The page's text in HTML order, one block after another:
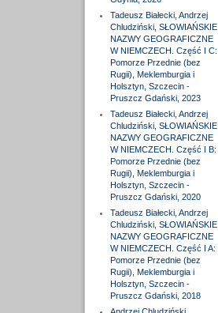
Tadeusz Białecki, Andrzej
Chludziński, SŁOWIAŃSKIE
NAZWY GEOGRAFICZNE
W NIEMCZECH. Część I C:
Pomorze Przednie (bez
Rugii), Meklemburgia i
Holsztyn, Szczecin -
Pruszcz Gdański, 2023
Tadeusz Białecki, Andrzej
Chludziński, SŁOWIAŃSKIE
NAZWY GEOGRAFICZNE
W NIEMCZECH. Część I B:
Pomorze Przednie (bez
Rugii), Meklemburgia i
Holsztyn, Szczecin -
Pruszcz Gdański, 2020
Tadeusz Białecki, Andrzej
Chludziński, SŁOWIAŃSKIE
NAZWY GEOGRAFICZNE
W NIEMCZECH. Część I A:
Pomorze Przednie (bez
Rugii), Meklemburgia i
Holsztyn, Szczecin -
Pruszcz Gdański, 2018